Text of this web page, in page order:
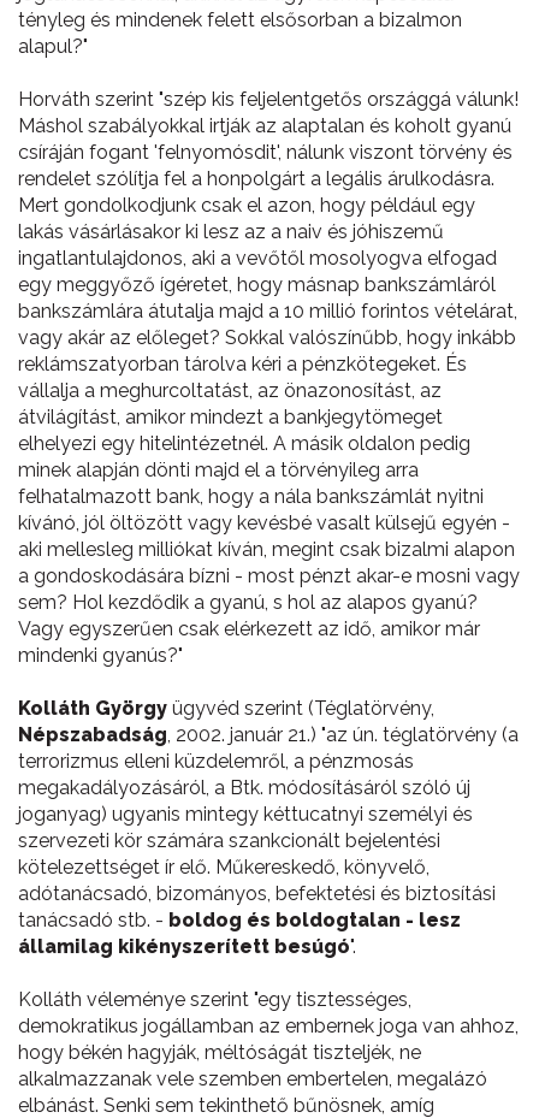
tényleg és mindenek felett elsősorban a bizalmon
alapul?"
Horváth szerint "szép kis feljelentgetős országgá válunk!
Máshol szabályokkal irtják az alaptalan és koholt gyanú
csíráján fogant 'felnyomósdit', nálunk viszont törvény és
rendelet szólítja fel a honpolgárt a legális árulkodásra.
Mert gondolkodjunk csak el azon, hogy például egy
lakás vásárlásakor ki lesz az a naiv és jóhiszemű
ingatlantulajdonos, aki a vevőtől mosolyogva elfogad
egy meggyőző ígéretet, hogy másnap bankszámláról
bankszámlára átutalja majd a 10 millió forintos vételárat,
vagy akár az előleget? Sokkal valószínűbb, hogy inkább
reklámszatyorban tárolva kéri a pénzkötegeket. És
vállalja a meghurcoltatást, az önazonosítást, az
átvilágítást, amikor mindezt a bankjegytömeget
elhelyezi egy hitelintézetnél. A másik oldalon pedig
minek alapján dönti majd el a törvényileg arra
felhatalmazott bank, hogy a nála bankszámlát nyitni
kívánó, jól öltözött vagy kevésbé vasalt külsejű egyén -
aki mellesleg milliókat kíván, megint csak bizalmi alapon
a gondoskodására bízni - most pénzt akar-e mosni vagy
sem? Hol kezdődik a gyanú, s hol az alapos gyanú?
Vagy egyszerűen csak elérkezett az idő, amikor már
mindenki gyanús?"
Kolláth György ügyvéd szerint (Téglatörvény,
Népszabadság, 2002. január 21.) "az ún. téglatörvény (a
terrorizmus elleni küzdelemről, a pénzmosás
megakadályozásáról, a Btk. módosításáról szóló új
joganyag) ugyanis mintegy kéttucatnyi személyi és
szervezeti kör számára szankcionált bejelentési
kötelezettséget ír elő. Műkereskedő, könyvelő,
adótanácsadó, bizományos, befektetési és biztosítási
tanácsadó stb. - boldog és boldogtalan - lesz
államilag kikényszerített besúgó".
Kolláth véleménye szerint "egy tisztességes,
demokratikus jogállamban az embernek joga van ahhoz,
hogy békén hagyják, méltóságát tiszteljék, ne
alkalmazzanak vele szemben embertelen, megalázó
elbánást. Senki sem tekinthető bűnösnek, amíg